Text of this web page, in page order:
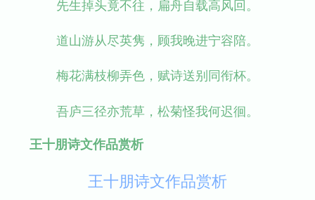
先生掉头竟不往，扁舟自载高风回。
道山游从尽英隽，顾我晚进宁容陪。
梅花满枝柳弄色，赋诗送别同衔杯。
吾庐三径亦荒草，松菊怪我何迟徊。
王十朋诗文作品赏析
王十朋诗文作品赏析